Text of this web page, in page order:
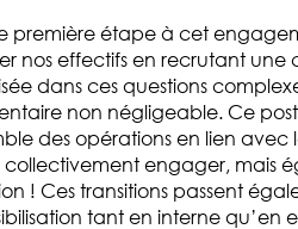
première étape à cet
nos effectifs en recrutant
dans ces questions
non négligeable. Ce
des opérations en lien avec
collectivement engager, mais
! Ces transitions passent
tant en interne qu’en